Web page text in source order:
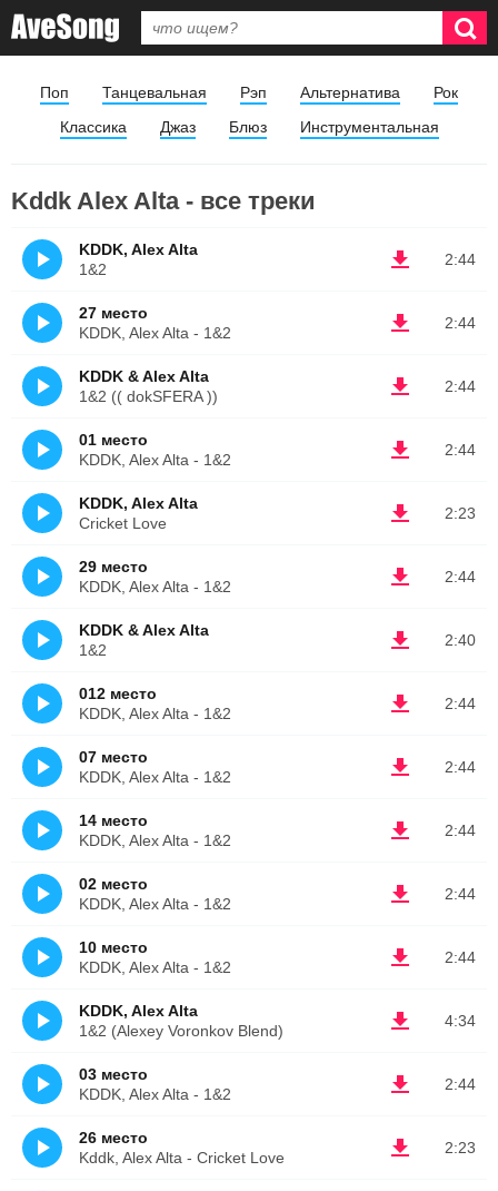
Поп Танцевальная Рэп Альтернатива
Рок
Классика
Джаз Блюз Инструментальная
Kddk Alex Alta - все треки
2:44
KDDK, Alex Alta
1&2
2:44
27 место
KDDK, Alex Alta - 1&2
2:44
KDDK & Alex Alta
1&2 (( dokSFERA ))
2:44
01 место
KDDK, Alex Alta - 1&2
2:23
KDDK, Alex Alta
Cricket Love
2:44
29 место
KDDK, Alex Alta - 1&2
2:40
KDDK & Alex Alta
1&2
2:44
012 место
KDDK, Alex Alta - 1&2
2:44
07 место
KDDK, Alex Alta - 1&2
2:44
14 место
KDDK, Alex Alta - 1&2
2:44
02 место
KDDK, Alex Alta - 1&2
2:44
10 место
KDDK, Alex Alta - 1&2
4:34
KDDK, Alex Alta
1&2 (Alexey Voronkov Blend)
2:44
03 место
KDDK, Alex Alta - 1&2
2:23
26 место
Kddk, Alex Alta - Cricket Love